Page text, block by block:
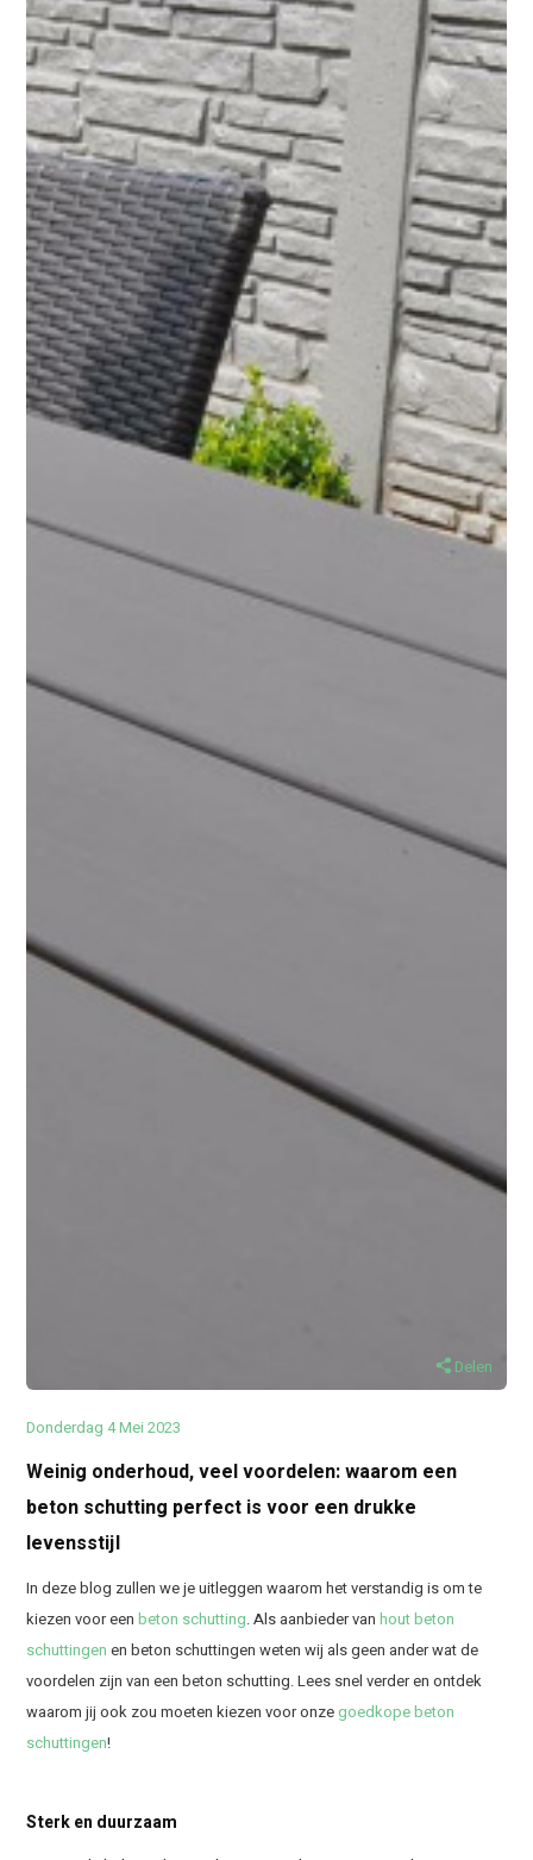
Delen
Donderdag 4 Mei 2023
Weinig onderhoud, veel voordelen: waarom een
beton schutting perfect is voor een drukke
levensstijl
In deze blog zullen we je uitleggen waarom het verstandig is om te
kiezen voor eenbeton schutting. Als aanbieder vanhout beton
schuttingen en beton schuttingen weten wij als geen ander wat de
voordelen zijn van een beton schutting. Lees snel verder en ontdek
waarom jij ook zou moeten kiezen voor onzegoedkope beton
schuttingen!
Sterk en duurzaam